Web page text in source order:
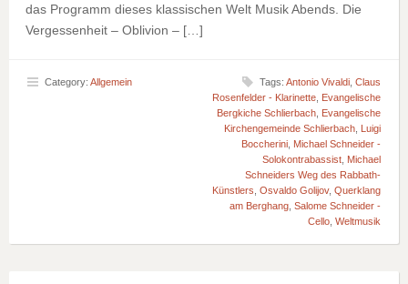
das Programm dieses klassischen Welt Musik Abends. Die
Vergessenheit – Oblivion – […]
Category: Allgemein Tags: Antonio Vivaldi, Claus
Rosenfelder - Klarinette, Evangelische
Bergkiche Schlierbach, Evangelische
Kirchengemeinde Schlierbach, Luigi
Boccherini, Michael Schneider -
Solokontrabassist, Michael
Schneiders Weg des Rabbath-
Künstlers, Osvaldo Golijov, Querklang
am Berghang, Salome Schneider -
Cello, Weltmusik